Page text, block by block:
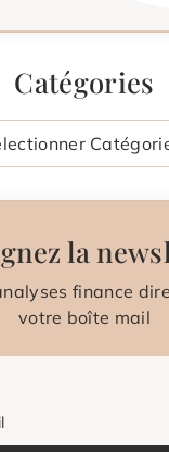
Catégories
la
finance
votre boîte mail